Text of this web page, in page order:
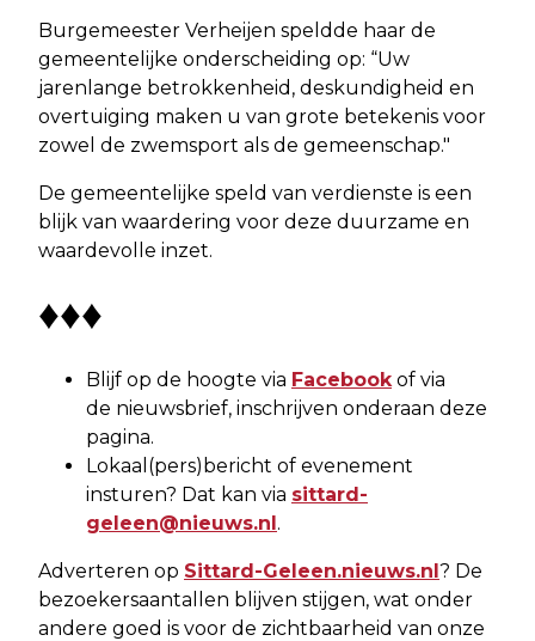
Burgemeester Verheijen speldde haar de
gemeentelijke onderscheiding op: “Uw
jarenlange betrokkenheid, deskundigheid en
overtuiging maken u van grote betekenis voor
zowel de zwemsport als de gemeenschap."
De gemeentelijke speld van verdienste is een
blijk van waardering voor deze duurzame en
waardevolle inzet.
♦♦♦
Blijf op de hoogte via Facebookof via
de nieuwsbrief, inschrijven onderaan deze
pagina.
Lokaal(pers)bericht of evenement
insturen? Dat kan via sittard-
geleen@nieuws.nl.
Adverteren op Sittard-Geleen.nieuws.nl? De
bezoekersaantallen blijven stijgen, wat onder
andere goed is voor de zichtbaarheid van onze